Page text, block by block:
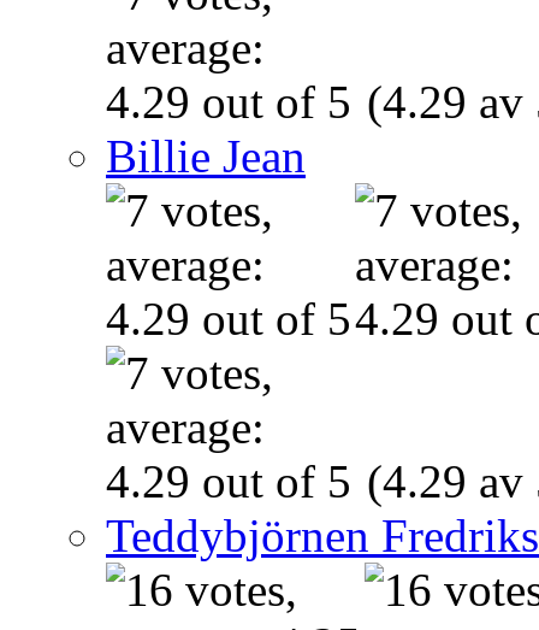
(4.29 av
Billie Jean
(4.29 av
Teddybjörnen